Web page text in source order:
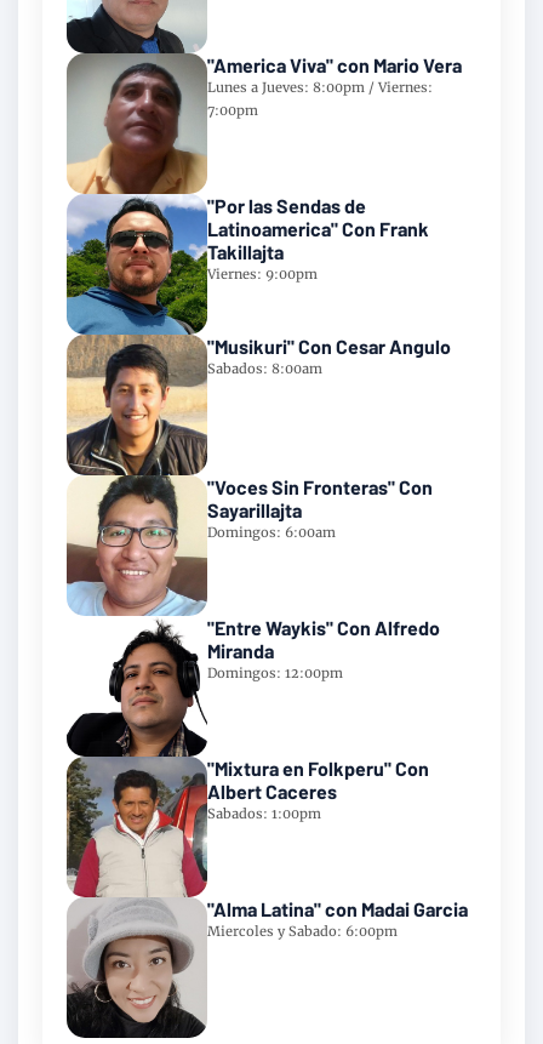
"America Viva" con Mario Vera
Lunes a Jueves: 8:00pm / Viernes:
7:00pm
"Por las Sendas de
Latinoamerica" Con Frank
Takillajta
Viernes: 9:00pm
"Musikuri" Con Cesar Angulo
Sabados: 8:00am
"Voces Sin Fronteras" Con
Sayarillajta
Domingos: 6:00am
"Entre Waykis" Con Alfredo
Miranda
Domingos: 12:00pm
"Mixtura en Folkperu" Con
Albert Caceres
Sabados: 1:00pm
"Alma Latina" con Madai Garcia
Miercoles y Sabado: 6:00pm